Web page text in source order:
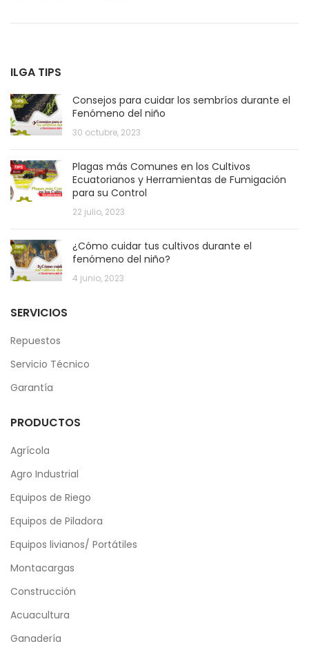
ILGA TIPS
Consejos para cuidar los sembríos durante el
Fenómeno del niño
30 octubre, 2023
Plagas más Comunes en los Cultivos
Ecuatorianos y Herramientas de Fumigación
para su Control
22 julio, 2023
¿Cómo cuidar tus cultivos durante el
fenómeno del niño?
4 junio, 2023
SERVICIOS
Repuestos
Servicio Técnico
Garantía
PRODUCTOS
Agrícola
Agro Industrial
Equipos de Riego
Equipos de Piladora
Equipos livianos/ Portátiles
Montacargas
Construcción
Acuacultura
Ganadería